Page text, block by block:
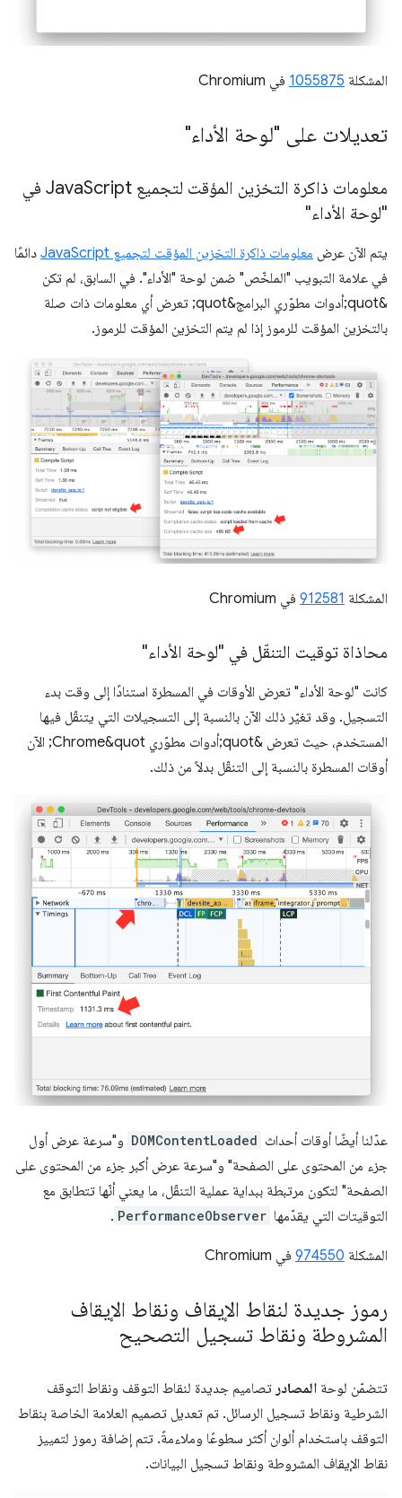
المشكلة 1055875 في Chromium
تعديلات على "لوحة الأداء"
معلومات ذاكرة التخزين المؤقت لتجميع Java
Script في
"لوحة الأداء"
يتم الآن عرض معلومات ذاكرة التخزين المؤقت لتجميع JavaScript
دائمًا
في علامة التبويب "الملخّص" ضمن لوحة "الأداء". في السابق، لم تكن
&quot;أدوات مطوّري البرامج&quot; تعرض أي معلومات ذات صلة
بالتخزين المؤقت للرموز إذا لم يتم التخزين المؤقت للرموز.
المشكلة 912581 في Chromium
محاذاة توقيت التنقّل في "لوحة الأداء"
كانت "لوحة الأداء" تعرض الأوقات في المسطرة استنادًا إلى وقت بدء
التسجيل. وقد تغيّر ذلك الآن بالنسبة إلى التسجيلات التي يتنقّل فيها
المستخدم، حيث تعرض &quot;أدوات مطوّري Chrome&quot; الآن
أوقات المسطرة بالنسبة إلى التنقّل بدلاً من ذلك.
عدّلنا أيضًا أوقات أحداث DOMContentLoaded و"سرعة عرض أول
جزء من المحتوى على الصفحة" و"سرعة عرض أكبر جزء من المحتوى على
الصفحة" لتكون مرتبطة ببداية عملية التنقّل، ما يعني أنّها تتطابق مع
التوقيتات التي يقدّمها PerformanceObserver
.
المشكلة 974550 في Chromium
رموز جديدة لنقاط الإيقاف ونقاط الإيقاف
المشروطة ونقاط تسجيل التصحيح
تتضمّن لوحة المصادر تصاميم جديدة لنقاط التوقف ونقاط التوقف
الشرطية ونقاط تسجيل الرسائل. تم تعديل تصميم العلامة الخاصة بنقاط
التوقف باستخدام ألوان أكثر سطوعًا وملاءمةً. تتم إضافة رموز لتمييز
نقاط الإيقاف المشروطة ونقاط تسجيل البيانات.